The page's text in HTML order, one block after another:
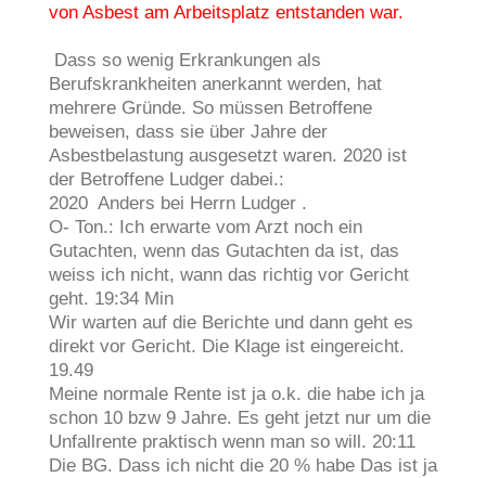
von Asbest am Arbeitsplatz entstanden war.
Dass so wenig Erkrankungen als
Berufskrankheiten anerkannt werden, hat
mehrere Gründe. So müssen Betroffene
beweisen, dass sie über Jahre der
Asbestbelastung ausgesetzt waren. 2020 ist
der Betroffene Ludger dabei.:
2020 Anders bei Herrn Ludger .
O- Ton.: Ich erwarte vom Arzt noch ein
Gutachten, wenn das Gutachten da ist, das
weiss ich nicht, wann das richtig vor Gericht
geht. 19:34 Min
Wir warten auf die Berichte und dann geht es
direkt vor Gericht. Die Klage ist eingereicht.
19.49
Meine normale Rente ist ja o.k. die habe ich ja
schon 10 bzw 9 Jahre. Es geht jetzt nur um die
Unfallrente praktisch wenn man so will. 20:11
Die BG. Dass ich nicht die 20 % habe Das ist ja